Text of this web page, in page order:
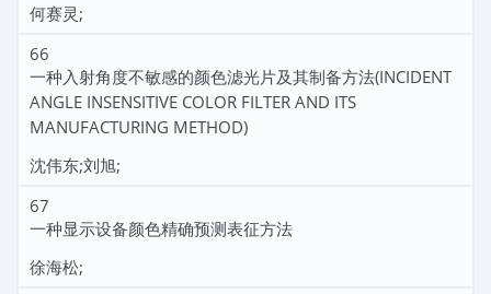
何赛灵;
66
一种入射角度不敏感的颜色滤光片及其制备方法(INCIDENT
ANGLE INSENSITIVE COLOR FILTER AND ITS
MANUFACTURING METHOD)
沈伟东;刘旭;
67
一种显示设备颜色精确预测表征方法
徐海松;